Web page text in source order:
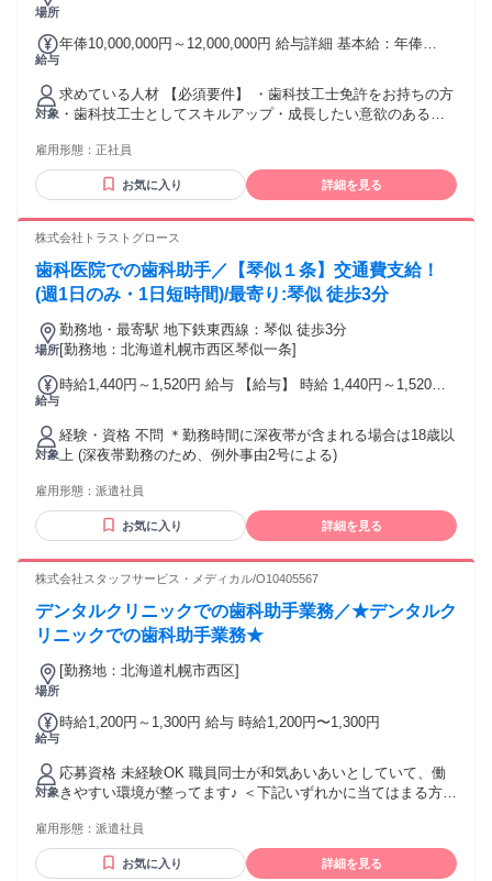
場所
給与
年俸10,000,000円～12,000,000円 給与詳細 基本給：年俸
一律で支払われる通勤・皆勤・家族手当金額：あり 全員に一
律で支払われるその他手当金額：あり ■別途手当 ・歩合給あ
り（保険20%、自費25%） ・住宅手当2万円（賃貸で世帯主の
場合／交通費との選択制） ・引越手当（不動産仲介手数料無
終了後の給与変動はナシ。 給与は働き方、勤務形態、経験・
スキル等により決定いたします。 固定残業時間を超過した場
合は、別途法定通り支給。 給与額により、固定残業手当の金
額および時間数は異なります。 ※固定残業手当（15～25時間
分）は目安であり、 毎月必ず当該時間数の残業が発生するも
のではありません！
対象
求めている人材 【必須要件】 ・歯科技工士免許をお持ちの方
・歯科技工士としてスキルアップ・成長したい意欲のある方
い方 【歓迎要件】 ・マウスピース矯正、または一般歯科治療
に関する臨床経験をお持ちの方 ・医療広告、オンライン診療
に関する知識・興味のある方 ・副業・業務委託など柔軟な働
築けるコミュニケーション力のある方
雇用形態： 正社員
お気に入り 詳細を見る
株式会社トラストグロース
歯科医院での歯科助手／【琴似１条】交通費支給！
(週1日のみ・1日短時間)/最寄り:琴似 徒歩3分
場所
勤務地・最寄駅 地下鉄東西線：琴似 徒歩3分
[勤務地：北海道札幌市西区琴似一条]
給与
時給1,440円～1,520円 給与 【給与】 時給 1,440円～1,520円
対象
経験・資格 不問 ＊勤務時間に深夜帯が含まれる場合は18歳以
上 (深夜帯勤務のため、例外事由2号による)
雇用形態： 派遣社員
お気に入り 詳細を見る
株式会社スタッフサービス・メディカル/O10405567
デンタルクリニックでの歯科助手業務／★デンタルク
リニックでの歯科助手業務★
場所
[勤務地：北海道札幌市西区]
給与
時給1,200円～1,300円 給与 時給1,200円〜1,300円
対象
応募資格 未経験OK 職員同士が和気あいあいとしていて、働
きやすい環境が整ってます♪ ＜下記いずれかに当てはまる方歓
い ・福祉に興味がある ・資格が取れる仕事がしたい ・安定
した業界で働きたい ❖下記の資格をお持ちの方ももちろん大
歓迎 初任者研修（ヘルパー２級） 実務者研修（ヘルパー1
雇用形態： 派遣社員
お気に入り 詳細を見る